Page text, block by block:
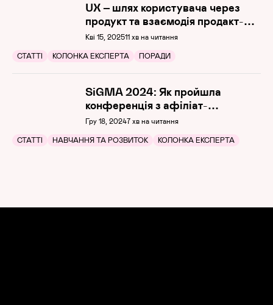
UX – шлях користувача через
продукт та взаємодія продакт-
менеджера з UI/UX-дизайнерами
Кві 15, 202511 хв на читання
СТАТТІ
КОЛОНКА ЕКСПЕРТА ПОРАДИ
SiGMA 2024: Як пройшла
конференція з афіліат-
маркетингу
Гру 18, 20247 хв на читання
СТАТТІ
НАВЧАННЯ ТА РОЗВИТОК КОЛОНКА ЕКСПЕРТА